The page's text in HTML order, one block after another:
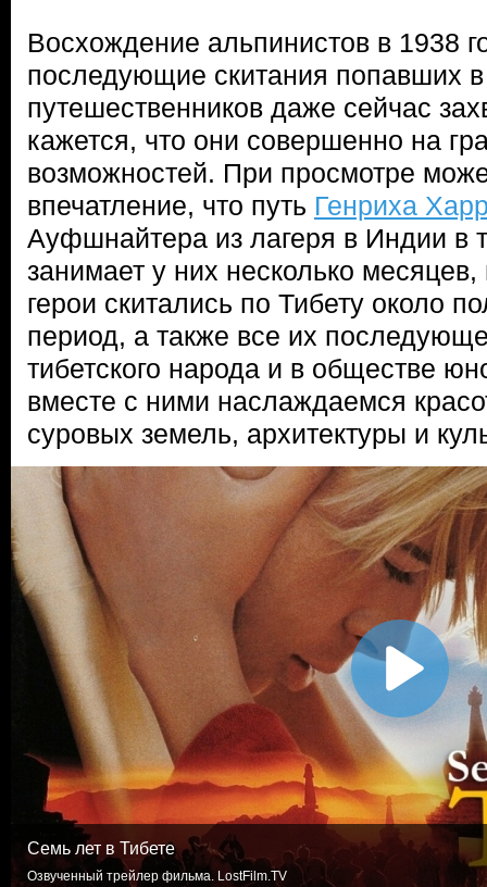
Восхождение альпинистов в 1938
последующие скитания попавших
путешественников даже сейчас
кажется, что они совершенно на
возможностей. При просмотре
впечатление, что путь Генриха
Ауфшнайтера из лагеря в Индии в
занимает у них несколько
герои скитались по Тибету около
период, а также все их
тибетского народа и в обществе
вместе с ними наслаждаемся
суровых земель, архитектуры и
Семь лет в Тибете
Озвученный трейлер фильма. LostFilm.TV